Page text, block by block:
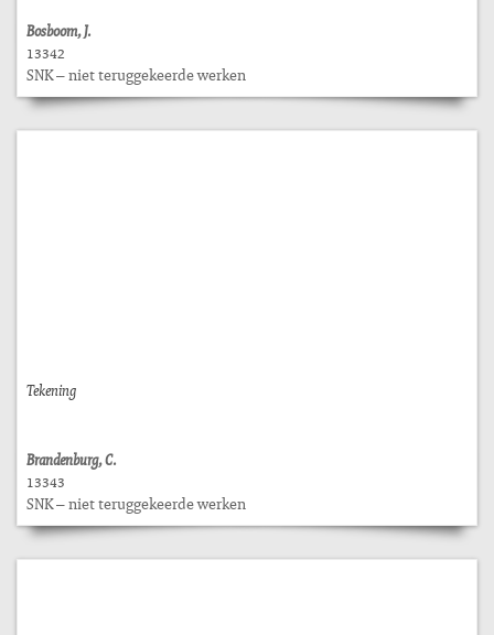
Bosboom, J.
13342
SNK – niet teruggekeerde werken
Tekening
Brandenburg, C.
13343
SNK – niet teruggekeerde werken